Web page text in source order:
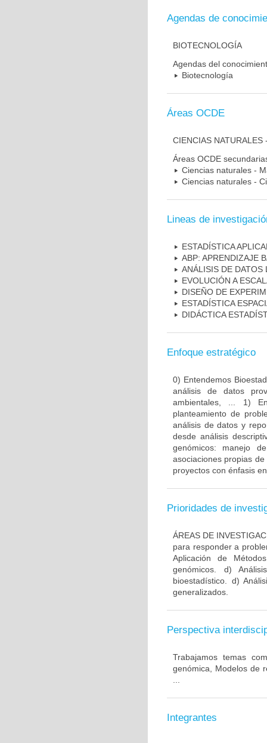
Agendas de
BIOTECNOLOGÍA
Agendas del
Biotecnología
Áreas OCDE
CIENCIAS NATURALES
Áreas OCDE
Ciencias naturales -
Ciencias naturales -
Lineas de
ESTADÍSTICA
ABP: APRENDIZAJE
ANÁLISIS DE DATOS
EVOLUCIÓN A
DISEÑO DE
ESTADÍSTICA
DIDÁCTICA
Enfoque estratégico
0) Entendemos
análisis de datos
ambientales, ... 1)
planteamiento de
análisis de datos y
desde análisis
genómicos: manejo
asociaciones propias
proyectos con énfasis
Prioridades de
ÁREAS DE
para responder a
Aplicación de
genómicos. d)
bioestadístico. d)
generalizados.
Perspectiva
Trabajamos temas
genómica, Modelos de
Integrantes